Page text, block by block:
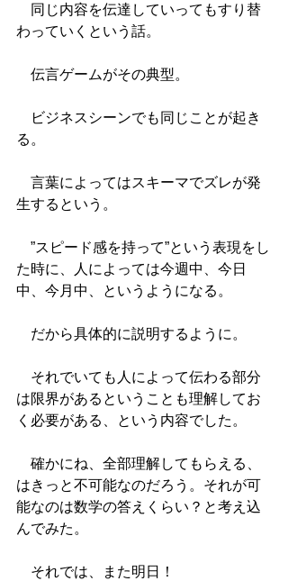
同じ内容を伝達していってもすり替
わっていくという話。
伝言ゲームがその典型。
ビジネスシーンでも同じことが起き
る。
言葉によってはスキーマでズレが発
生するという。
”スピード感を持って”という表現をし
た時に、人によっては今週中、今日
中、今月中、というようになる。
だから具体的に説明するように。
それでいても人によって伝わる部分
は限界があるということも理解してお
く必要がある、という内容でした。
確かにね、全部理解してもらえる、
はきっと不可能なのだろう。それが可
能なのは数学の答えくらい？と考え込
んでみた。
それでは、また明日！